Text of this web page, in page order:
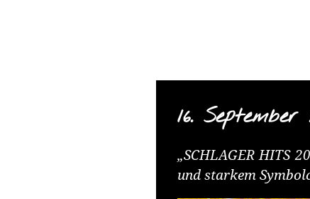
16. September
„SCHLAGER HITS
und starkem